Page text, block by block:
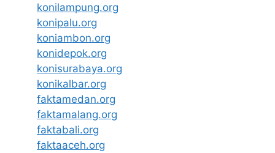
konilampung.org
konipalu.org
koniambon.org
konidepok.org
konisurabaya.org
konikalbar.org
faktamedan.org
faktamalang.org
faktabali.org
faktaaceh.org